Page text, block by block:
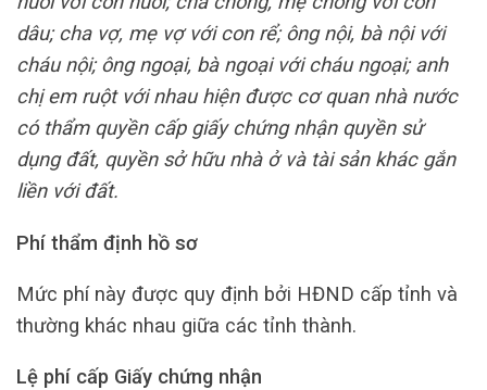
dâu; cha vợ, mẹ vợ với con rể; ông nội, bà nội với
cháu nội; ông ngoại, bà ngoại với cháu ngoại; anh
chị em ruột với nhau hiện được cơ quan nhà nước
có thẩm quyền cấp giấy chứng nhận quyền sử
dụng đất, quyền sở hữu nhà ở và tài sản khác gắn
liền với đất.
Phí thẩm định hồ sơ
Mức phí này được quy định bởi HĐND cấp tỉnh và
thường khác nhau giữa các tỉnh thành.
Lệ phí cấp Giấy chứng nhận